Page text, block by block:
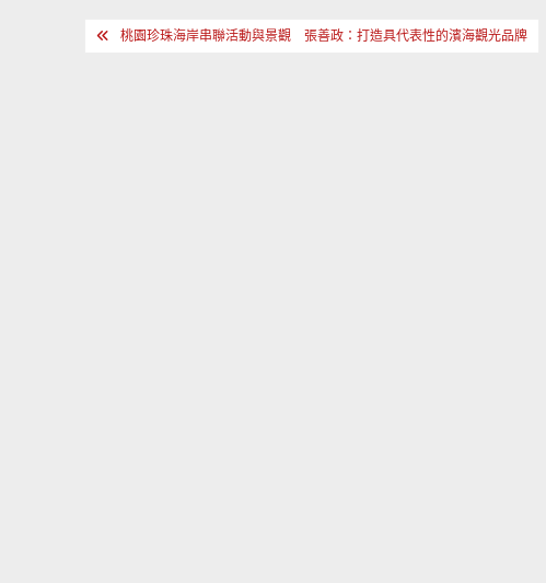
文 桃園珍珠海岸串聯活動與景觀 張善政：打造具代表性的濱海觀光品牌